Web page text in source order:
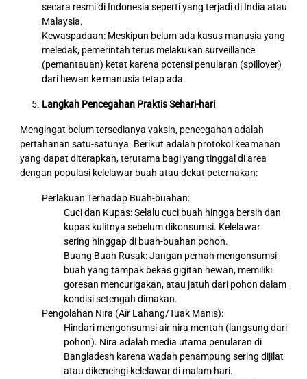
secara resmi di Indonesia seperti yang terjadi di India atau
Malaysia.
Kewaspadaan: Meskipun belum ada kasus manusia yang
meledak, pemerintah terus melakukan surveillance
(pemantauan) ketat karena potensi penularan (spillover)
dari hewan ke manusia tetap ada.
Langkah Pencegahan Praktis Sehari-hari
Mengingat belum tersedianya vaksin, pencegahan adalah
pertahanan satu-satunya. Berikut adalah protokol keamanan
yang dapat diterapkan, terutama bagi yang tinggal di area
dengan populasi kelelawar buah atau dekat peternakan:
Perlakuan Terhadap Buah-buahan:
Cuci dan Kupas: Selalu cuci buah hingga bersih dan
kupas kulitnya sebelum dikonsumsi. Kelelawar
sering hinggap di buah-buahan pohon.
Buang Buah Rusak: Jangan pernah mengonsumsi
buah yang tampak bekas gigitan hewan, memiliki
goresan mencurigakan, atau jatuh dari pohon dalam
kondisi setengah dimakan.
Pengolahan Nira (Air Lahang/Tuak Manis):
Hindari mengonsumsi air nira mentah (langsung dari
pohon). Nira adalah media utama penularan di
Bangladesh karena wadah penampung sering dijilat
atau dikencingi kelelawar di malam hari.